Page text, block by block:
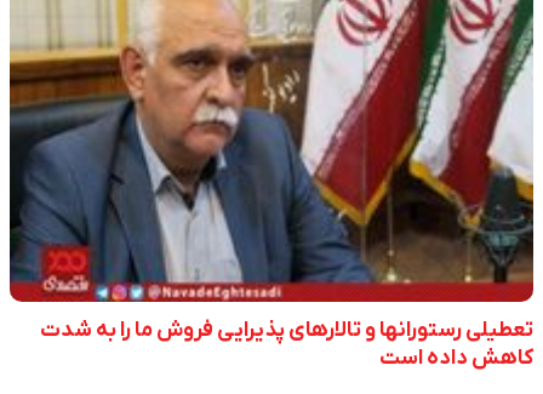
تعطیلی رستورانها و تالارهای پذیرایی فروش ما را به شدت
کاهش داده است